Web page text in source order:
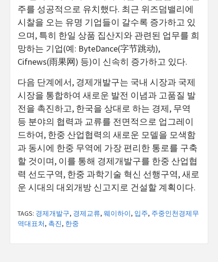
주를 성공적으로 유치했다. 최근 위즈덤밸리에
시찰을 오는 유명 기업들이 갈수록 증가하고 있
으며, 특히 한일 상품 집산지와 관련된 업무를 희
망하는 기업(예: ByteDance(字节跳动),
Cifnews(雨果网) 등)이 신속히 증가하고 있다.
다음 단계에서, 경제개발구는 국내 시장과 국제
시장을 통합하여 새로운 발전 이념과 고품질 발
전을 촉진하고, 한국을 상대로 하는 경제, 무역
등 분야의 협력과 교류를 전면적으로 업그레이
드하여, 한중 산업협력의 새로운 모델을 모색함
과 동시에 한중 무역에 가장 편리한 통로를 구축
할 것이며, 이를 통해 경제개발구를 한중 산업협
력 선도구역, 한중 과학기술 혁신 선행구역, 새로
운 시대의 대외개방 신고지로 건설할 계획이다.
TAGS: 경제개발구, 경제교류, 웨이하이, 입주, 주중인천경제무
역대표처, 촉진, 한중